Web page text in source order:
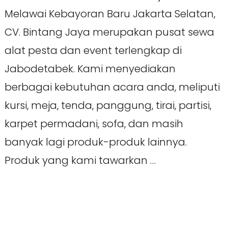
Melawai Kebayoran Baru Jakarta Selatan,
CV. Bintang Jaya merupakan pusat sewa
alat pesta dan event terlengkap di
Jabodetabek. Kami menyediakan
berbagai kebutuhan acara anda, meliputi
kursi, meja, tenda, panggung, tirai, partisi,
karpet permadani, sofa, dan masih
banyak lagi produk-produk lainnya.
Produk yang kami tawarkan …